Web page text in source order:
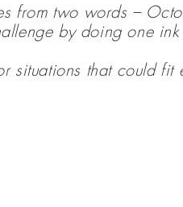
from two words –
by doing one ink
situations that could fit